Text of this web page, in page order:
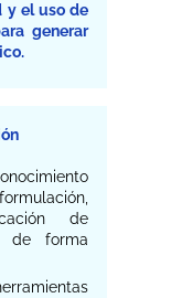
y el uso de
generar
de
de forma